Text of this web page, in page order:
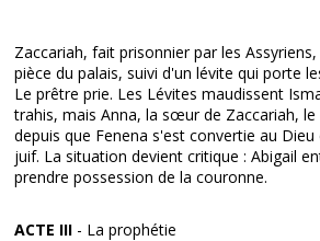
Zaccariah, fait prisonnier par les
pièce du palais, suivi d'un lévite qui porte
Le prêtre prie. Les Lévites maudissent
trahis, mais Anna, la sœur de Zaccariah,
depuis que Fenena s'est convertie au Dieu
juif. La situation devient critique : Abigail
prendre possession de la couronne.
ACTE III - La prophétie